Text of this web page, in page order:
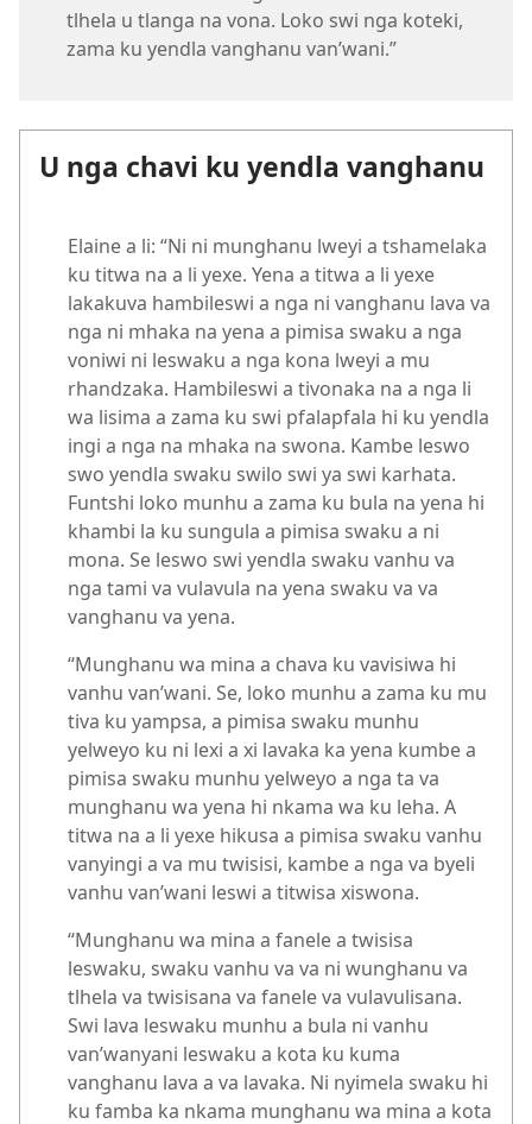
tlhela u tlanga na vona. Loko swi nga koteki,
zama ku yendla vanghanu van’wani.”
U nga chavi ku yendla vanghanu
Elaine a li: “Ni ni munghanu lweyi a tshamelaka
ku titwa na a li yexe. Yena a titwa a li yexe
lakakuva hambileswi a nga ni vanghanu lava va
nga ni mhaka na yena a pimisa swaku a nga
voniwi ni leswaku a nga kona lweyi a mu
rhandzaka. Hambileswi a tivonaka na a nga li
wa lisima a zama ku swi pfalapfala hi ku yendla
ingi a nga na mhaka na swona. Kambe leswo
swo yendla swaku swilo swi ya swi karhata.
Funtshi loko munhu a zama ku bula na yena hi
khambi la ku sungula a pimisa swaku a ni
mona. Se leswo swi yendla swaku vanhu va
nga tami va vulavula na yena swaku va va
vanghanu va yena.
“Munghanu wa mina a chava ku vavisiwa hi
vanhu van’wani. Se, loko munhu a zama ku mu
tiva ku yampsa, a pimisa swaku munhu
yelweyo ku ni lexi a xi lavaka ka yena kumbe a
pimisa swaku munhu yelweyo a nga ta va
munghanu wa yena hi nkama wa ku leha. A
titwa na a li yexe hikusa a pimisa swaku vanhu
vanyingi a va mu twisisi, kambe a nga va byeli
vanhu van’wani leswi a titwisa xiswona.
“Munghanu wa mina a fanele a twisisa
leswaku, swaku vanhu va va ni wunghanu va
tlhela va twisisana va fanele va vulavulisana.
Swi lava leswaku munhu a bula ni vanhu
van’wanyani leswaku a kota ku kuma
vanghanu lava a va lavaka. Ni nyimela swaku hi
ku famba ka nkama munghanu wa mina a kota